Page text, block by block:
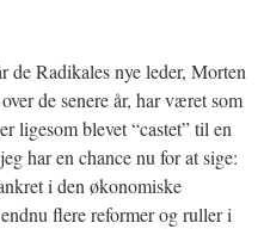
Radikales nye leder, Morten
de senere år, har været som
ligesom blevet “castet” til en
har en chance nu for at sige:
i den økonomiske
flere reformer og ruller i